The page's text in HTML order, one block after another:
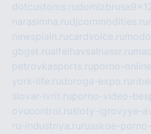
dotcustoms.ru
narasimha.rudjcommodities.ru
newsplain.rucardvoice.ru
gbget.rualfeihavsalnassr.ru
petrovkasports.ruporno-
york-life.rudoroga-expo.ru
slovar-ivrit.ruporno-video-
ovucontrol.rusloty-igrovyye-
ru-industriya.ru russkoe-